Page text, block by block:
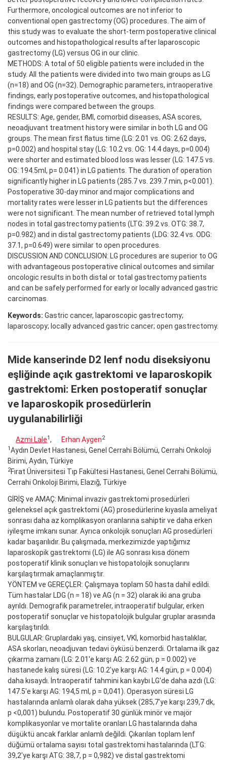
Furthermore, oncological outcomes are not inferior to
conventional open gastrectomy (OG) procedures. The aim of
this study was to evaluate the short-term postoperative clinical
outcomes and histopathological results after laparoscopic
gastrectomy (LG) versus OG in our clinic.
METHODS: A total of 50 eligible patients were included in the
study. All the patients were divided into two main groups as LG
(n=18) and OG (n=32). Demographic parameters, intraoperative
findings, early postoperative outcomes, and histopathological
findings were compared between the groups.
RESULTS: Age, gender, BMI, comorbid diseases, ASA scores,
neoadjuvant treatment history were similar in both LG and OG
groups. The mean first flatus time (LG: 2.01 vs. OG: 2.62 days,
p=0.002) and hospital stay (LG: 10.2 vs. OG: 14.4 days, p=0.004)
were shorter and estimated blood loss was lesser (LG: 147.5 vs.
OG: 194.5ml, p= 0.041) in LG patients. The duration of operation
significantly higher in LG patients (285.7 vs. 239.7 min, p<0.001).
Postoperative 30-day minor and major complications and
mortality rates were lesser in LG patients but the differences
were not significant. The mean number of retrieved total lymph
nodes in total gastrectomy patients (LTG: 39.2 vs. OTG: 38.7,
p=0.982) and in distal gastrectomy patients (LDG: 32.4 vs. ODG:
37.1, p=0.649) were similar to open procedures.
DISCUSSION AND CONCLUSION: LG procedures are superior to OG
with advantageous postoperative clinical outcomes and similar
oncologic results in both distal or total gastrectomy patients
and can be safely performed for early or locally advanced gastric
carcinomas.
Keywords: Gastric cancer, laparoscopic gastrectomy;
laparoscopy; locally advanced gastric cancer; open gastrectomy.
Mide kanserinde D2 lenf nodu diseksiyonu
eşliğinde açık gastrektomi ve laparoskopik
gastrektomi: Erken postoperatif sonuçlar
ve laparoskopik prosedürlerin
uygulanabilirliği
Azmi Lale1, Erhan Aygen2
1Aydın Devlet Hastanesi, Genel Cerrahi Bölümü, Cerrahi Onkoloji
Birimi, Aydın, Türkiye
2Fırat Üniversitesi Tıp Fakültesi Hastanesi, Genel Cerrahi Bölümü,
Cerrahi Onkoloji Birimi, Elazığ, Türkiye
GİRİŞ ve AMAÇ: Minimal invaziv gastrektomi prosedürleri
geleneksel açık gastrektomi (AG) prosedürlerine kıyasla ameliyat
sonrası daha az komplikasyon oranlarına sahiptir ve daha erken
iyileşme imkanı sunar. Ayrıca onkolojik sonuçları AG prosedürleri
kadar başarılıdır. Bu çalışmada, merkezimizde yaptığımız
laparoskopik gastrektomi (LG) ile AG sonrası kısa dönem
postoperatif klinik sonuçları ve histopatolojik sonuçlarını
karşılaştırmak amaçlanmıştır.
YÖNTEM ve GEREÇLER: Çalışmaya toplam 50 hasta dahil edildi.
Tüm hastalar LDG (n = 18) ve AG (n = 32) olarak iki ana gruba
ayrıldı. Demografik parametreler, intraoperatif bulgular, erken
postoperatif sonuçlar ve histopatolojik bulgular gruplar arasında
karşılaştırıldı.
BULGULAR: Gruplardaki yaş, cinsiyet, VKİ, komorbid hastalıklar,
ASA skorları, neoadjuvan tedavi öyküsü benzerdi. Ortalama ilk gaz
çıkarma zamanı (LG: 2.01'e karşı AG: 2.62 gün, p = 0.002) ve
hastanede kalış süresi (LG: 10.2'ye karşı AG: 14.4 gün, p = 0.004)
daha kısaydı. İntraoperatif tahmini kan kaybı LG'de daha azdı (LG:
147.5'e karşı AG: 194,5 ml, p = 0,041). Operasyon süresi LG
hastalarında anlamlı olarak daha yüksek (285,7'ye karşı 239,7 dk,
p <0,001) bulundu. Postoperatif 30 günlük minör ve majör
komplikasyonlar ve mortalite oranları LG hastalarında daha
düşüktü ancak farklar anlamlı değildi. Çıkarılan toplam lenf
düğümü ortalama sayısı total gastrektomi hastalarında (LTG:
39,2'ye karşı ATG: 38,7, p = 0,982) ve distal gastrektomi